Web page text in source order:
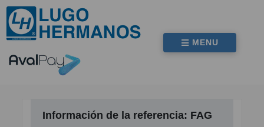
MENU
Información de la referencia: FAG